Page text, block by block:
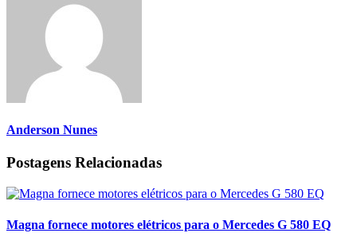
Anderson Nunes
Postagens Relacionadas
Magna fornece motores elétricos para o Mercedes G 580 EQ